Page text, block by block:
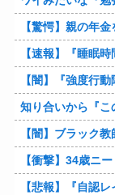
【驚愕】親の年金を食いつぶ
【速報】『睡眠時
【闇】『強度行
知り合いから『
【闇】ブラック教
【衝撃】34歳ニ
【悲報】『自認レ